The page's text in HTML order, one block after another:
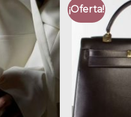
¡Oferta!